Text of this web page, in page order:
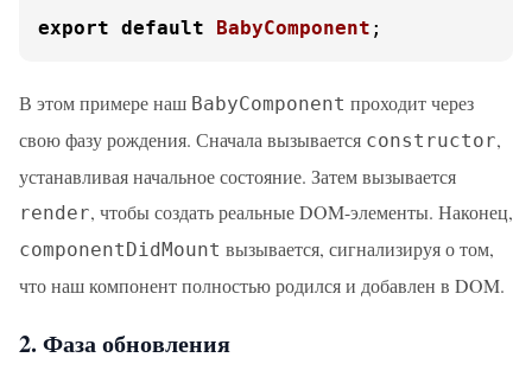
export default BabyComponent ;
В этом примере наш BabyComponent проходит через
свою фазу рождения. Сначала вызывается constructor,
устанавливая начальное состояние. Затем вызывается
render, чтобы создать реальные DOM-элементы. Наконец,
componentDidMount вызывается, сигнализируя о том,
что наш компонент полностью родился и добавлен в DOM.
2. Фаза обновления